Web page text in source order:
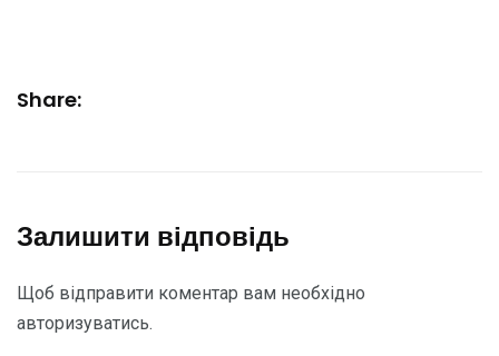
Share:
Залишити відповідь
Щоб відправити коментар вам необхідно
авторизуватись.